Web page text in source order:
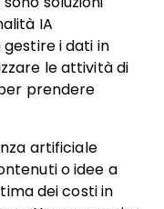
IA
i dati in
le attività di
prendere
artificiale
o idee a
dei costi in